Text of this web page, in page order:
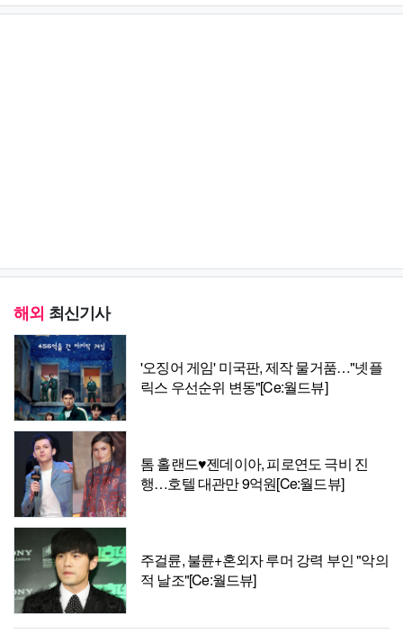
해외 최신기사
'오징어 게임' 미국판, 제작 물거품…"넷플
릭스 우선순위 변동"[Ce:월드뷰]
톰 홀랜드♥젠데이아, 피로연도 극비 진
행…호텔 대관만 9억원[Ce:월드뷰]
주걸륜, 불륜+혼외자 루머 강력 부인 "악의
적 날조"[Ce:월드뷰]